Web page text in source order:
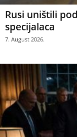
Rusi uništili
specijalaca
7. August 2026.